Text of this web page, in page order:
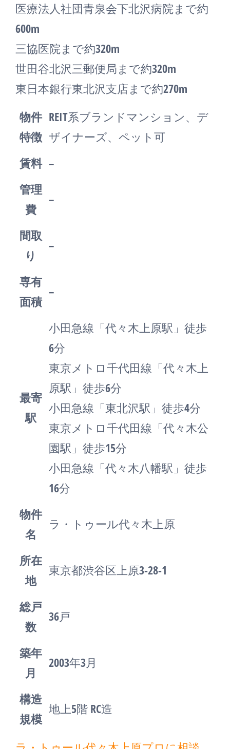
医療法人社団青泉会下北沢病院まで約
600m
三協医院まで約320m
世田谷北沢三郵便局まで約320m
東日本銀行東北沢支店まで約270m
物件
特徴
REIT系ブランドマンション、デ
ザイナーズ、ペット可
賃料 –
管理
費
–
間取
り
–
専有
面積
–
最寄
駅
小田急線「代々木上原駅」徒歩
6分
東京メトロ千代田線「代々木上
原駅」徒歩6分
小田急線「東北沢駅」徒歩4分
東京メトロ千代田線「代々木公
園駅」徒歩15分
小田急線「代々木八幡駅」徒歩
16分
物件
名
ラ・トゥール代々木上原
所在
地
東京都渋谷区上原3-28-1
総戸
数
36戸
築年
月
2003年3月
構造
規模
地上5階 RC造